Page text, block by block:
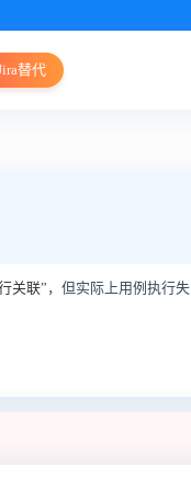
替代
关联”，但实际上用例执行失